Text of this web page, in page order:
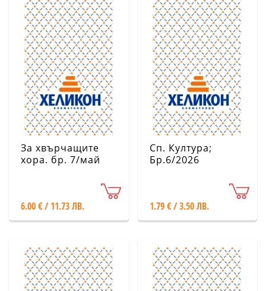
За хвърчащите
хора. бр. 7/май
6.00 € / 11.73 ЛВ.
Сп. Култура;
Бр.6/2026
1.79 € / 3.50 ЛВ.